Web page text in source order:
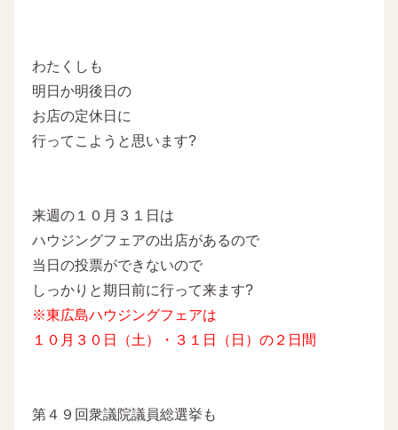
わたくしも
明日か明後日の
お店の定休日に
行ってこようと思います?
来週の１０月３１日は
ハウジングフェアの出店があるので
当日の投票ができないので
しっかりと期日前に行って来ます?
※東広島ハウジングフェアは
１０月３０日（土）・３１日（日）の２日間
第４９回衆議院議員総選挙も